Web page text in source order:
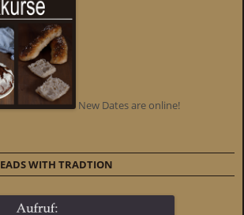
New Dates are online!
WITH TRADTION